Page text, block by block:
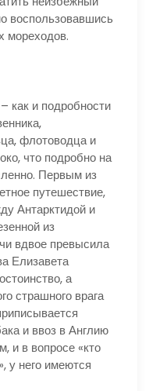
воспользовавшись
мореходов.
и подробности
флотоводца и
что подробно на
Первым из
путешествие,
Антарктидой и
из
вдвое превысила
Елизавета
а
страшного врага
и ввоз в Англию
и в вопросе «кто
у него имеются